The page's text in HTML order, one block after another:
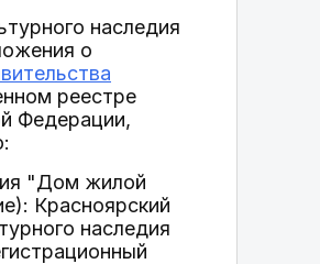
наследия
о
реестре
Федерации,
"Дом жилой
Красноярский
наследия